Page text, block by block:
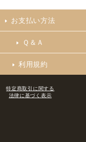
お支払い方法
Ｑ＆Ａ
利用規約
特定商取引に関する
法律に基づく表示